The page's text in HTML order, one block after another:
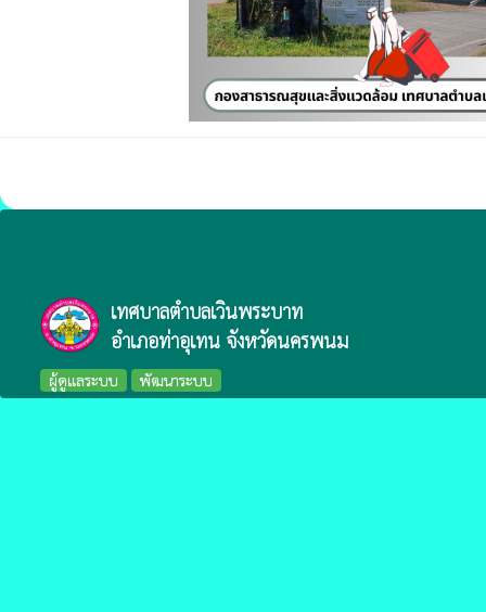
เทศบาลตำบลเวินพระบาท
อำเภอท่าอุเทน จังหวัดนครพนม
ผู้ดูแลระบบ พัฒนาระบบ